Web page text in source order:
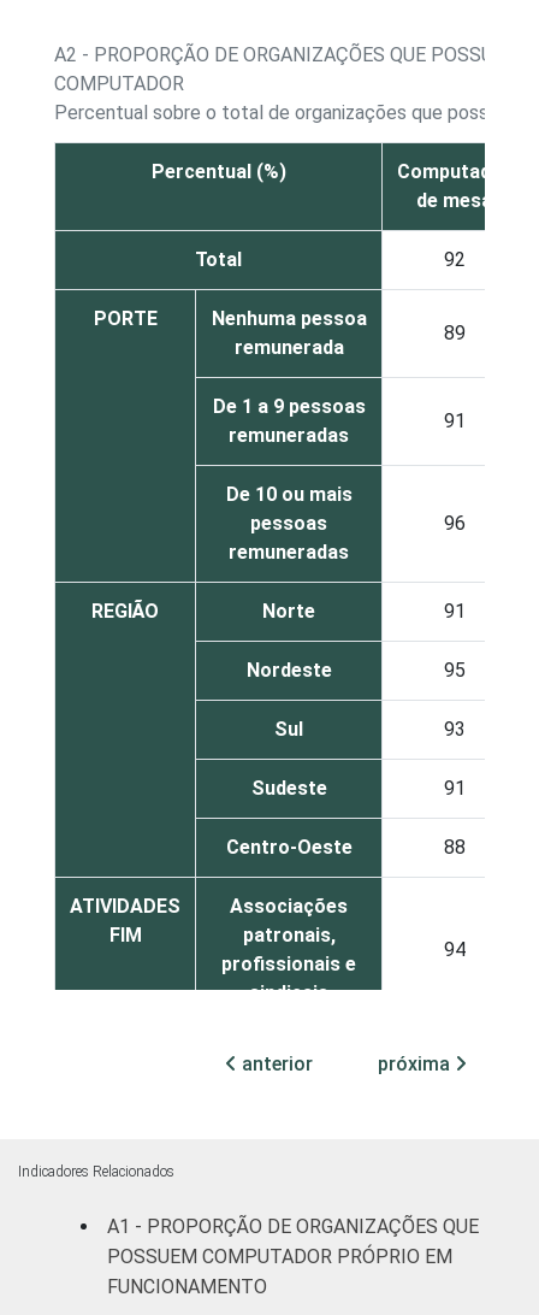
A2 - PROPORÇÃO DE ORGANIZAÇÕES QUE POSSUEM
COMPUTADOR
Percentual sobre o total de organizações que possuem
Percentual (%)
Computador
de mesa
Total 92
PORTE
Nenhuma pessoa
remunerada
89
De 1 a 9 pessoas
remuneradas
91
De 10 ou mais
pessoas
remuneradas
96
REGIÃO Norte 91
Nordeste 95
Sul 93
Sudeste 91
Centro-Oeste 88
ATIVIDADES
FIM
Associações
patronais,
profissionais e
sindicais
94
Cultura e
91
Desenvolvimento
e Defesa de
Direitos
92
anterior próxima
Indicadores Relacionados
A1 - PROPORÇÃO DE ORGANIZAÇÕES QUE
POSSUEM COMPUTADOR PRÓPRIO EM
FUNCIONAMENTO